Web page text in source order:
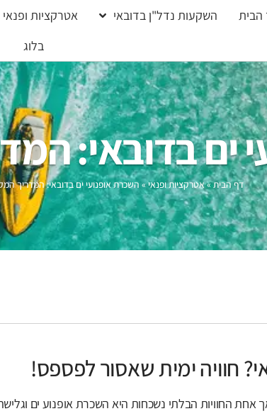
הבית השקעות נדל"ן בדובאי אטרקציות ופנאי
בלוג
ים בדובאי:
דף הבית»אטרקציות ופנאי» השכרת אופנועי ים בדובאי: המדריך
חוויה ימית שאסור לפספס!
החוויות הבלתי נשכחות היא השכרת אופנוע ים